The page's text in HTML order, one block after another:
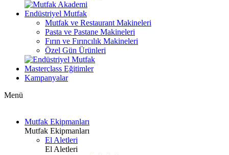
Endüstriyel Mutfak
Mutfak ve Restaurant Makineleri
Pasta ve Pastane Makineleri
Fırın ve Fırıncılık Makineleri
Özel Gün Ürünleri
Masterclass Eğitimler
Kampanyalar
Menü
Mutfak Ekipmanları
Mutfak Ekipmanları
El Aletleri
El Aletleri